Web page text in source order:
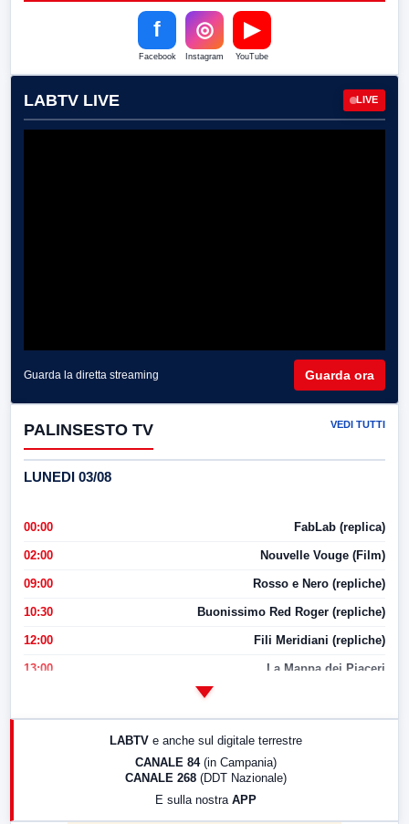
f
Facebook
◎
Instagram
▶
YouTube
LABTV LIVE LIVE
Guarda la diretta streaming Guarda ora
PALINSESTO TV VEDI TUTTI
LUNEDI 03/08
00:00 FabLab (replica)
02:00 Nouvelle Vouge (Film)
09:00 Rosso e Nero (repliche)
10:30 Buonissimo Red Roger (repliche)
12:00 Fili Meridiani (repliche)
13:00 La Mappa dei Piaceri
LABTV e anche sul digitale terrestre
CANALE 84 (in Campania)
CANALE 268 (DDT Nazionale)
E sulla nostra APP